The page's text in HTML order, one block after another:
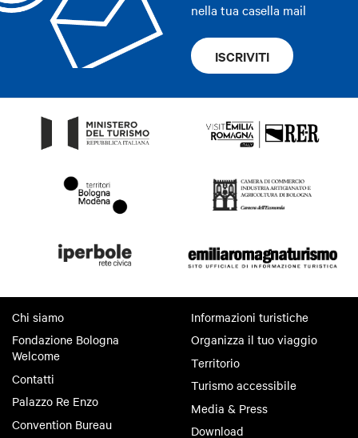
nella tua casella mail
ISCRIVITI
Chi siamo
Fondazione Bologna
Welcome
Contatti
Palazzo Re Enzo
Convention Bureau
Informazioni turistiche
Organizza il tuo viaggio
Territorio
Turismo accessibile
Media & Press
Download